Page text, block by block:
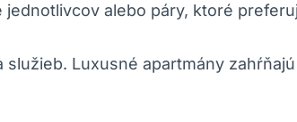
alebo páry, ktoré
služieb. Luxusné apartmány